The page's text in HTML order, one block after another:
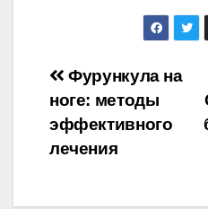
Навигация
по
записям
Фурункула на
ноге: методы
эффективного
лечения